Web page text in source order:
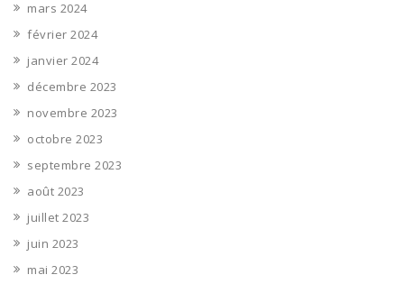
mars 2024
février 2024
janvier 2024
décembre 2023
novembre 2023
octobre 2023
septembre 2023
août 2023
juillet 2023
juin 2023
mai 2023